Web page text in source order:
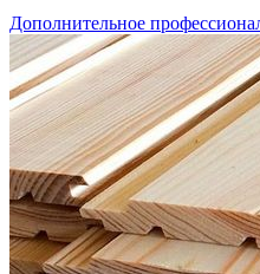
Дополнительное